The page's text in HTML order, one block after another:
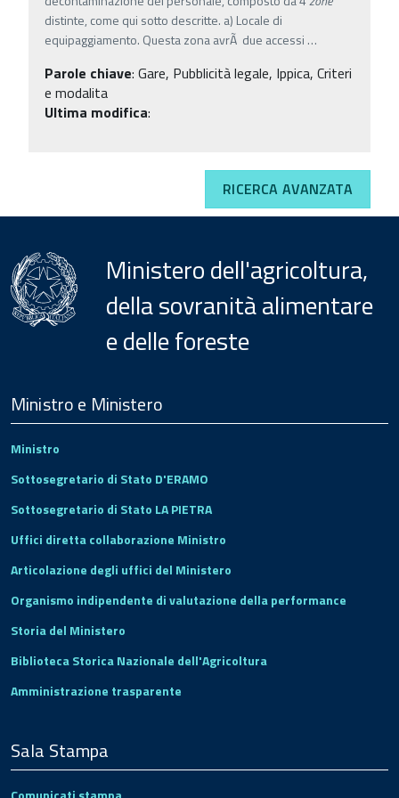
distinte, come qui sotto descritte. a) Locale di
equipaggiamento. Questa zona avrÃ due accessi …
Parole chiave: Gare, Pubblicità legale, Ippica, Criteri
e modalita
Ultima modifica:
RICERCA AVANZATA
Ministero dell'agricoltura,
della sovranità alimentare
e delle foreste
Footer
Ministro e Ministero
Ministro
Sottosegretario di Stato D'ERAMO
Sottosegretario di Stato LA PIETRA
Uffici diretta collaborazione Ministro
Articolazione degli uffici del Ministero
Organismo indipendente di valutazione della performance
Storia del Ministero
Biblioteca Storica Nazionale dell'Agricoltura
Amministrazione trasparente
Sala Stampa